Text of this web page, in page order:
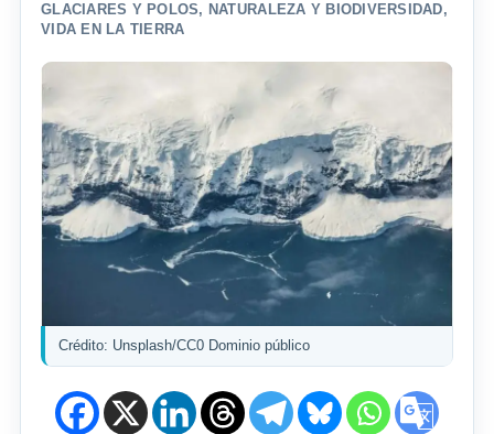
GLACIARES Y POLOS, NATURALEZA Y BIODIVERSIDAD,
VIDA EN LA TIERRA
Crédito: Unsplash/CC0 Dominio público